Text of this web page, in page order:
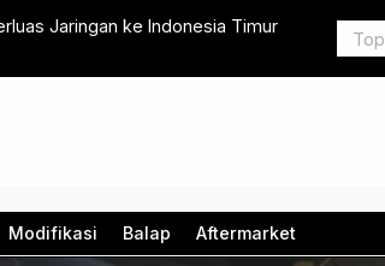
Jaringan ke Indonesia Timur
Geely
Modifikasi Balap Aftermarket